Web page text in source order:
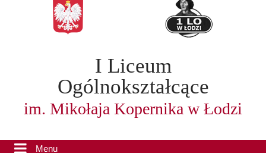
I Liceum
Ogólnokształcące
im. Mikołaja Kopernika w Łodzi
Menu